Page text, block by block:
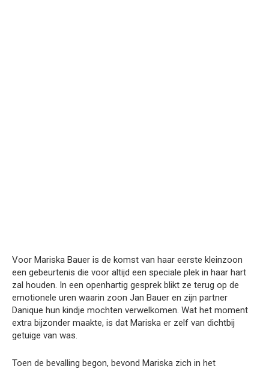
Voor Mariska Bauer is de komst van haar eerste kleinzoon
een gebeurtenis die voor altijd een speciale plek in haar hart
zal houden. In een openhartig gesprek blikt ze terug op de
emotionele uren waarin zoon Jan Bauer en zijn partner
Danique hun kindje mochten verwelkomen. Wat het moment
extra bijzonder maakte, is dat Mariska er zelf van dichtbij
getuige van was.
Toen de bevalling begon, bevond Mariska zich in het